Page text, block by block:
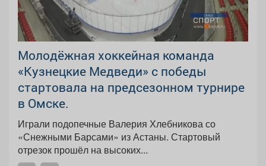
Молодёжная хоккейная команда
«Кузнецкие Медведи» с победы
стартовала на предсезонном турнире
в Омске.
Играли подопечные Валерия Хлебникова со
«Снежными Барсами» из Астаны. Стартовый
отрезок прошёл на высоких...